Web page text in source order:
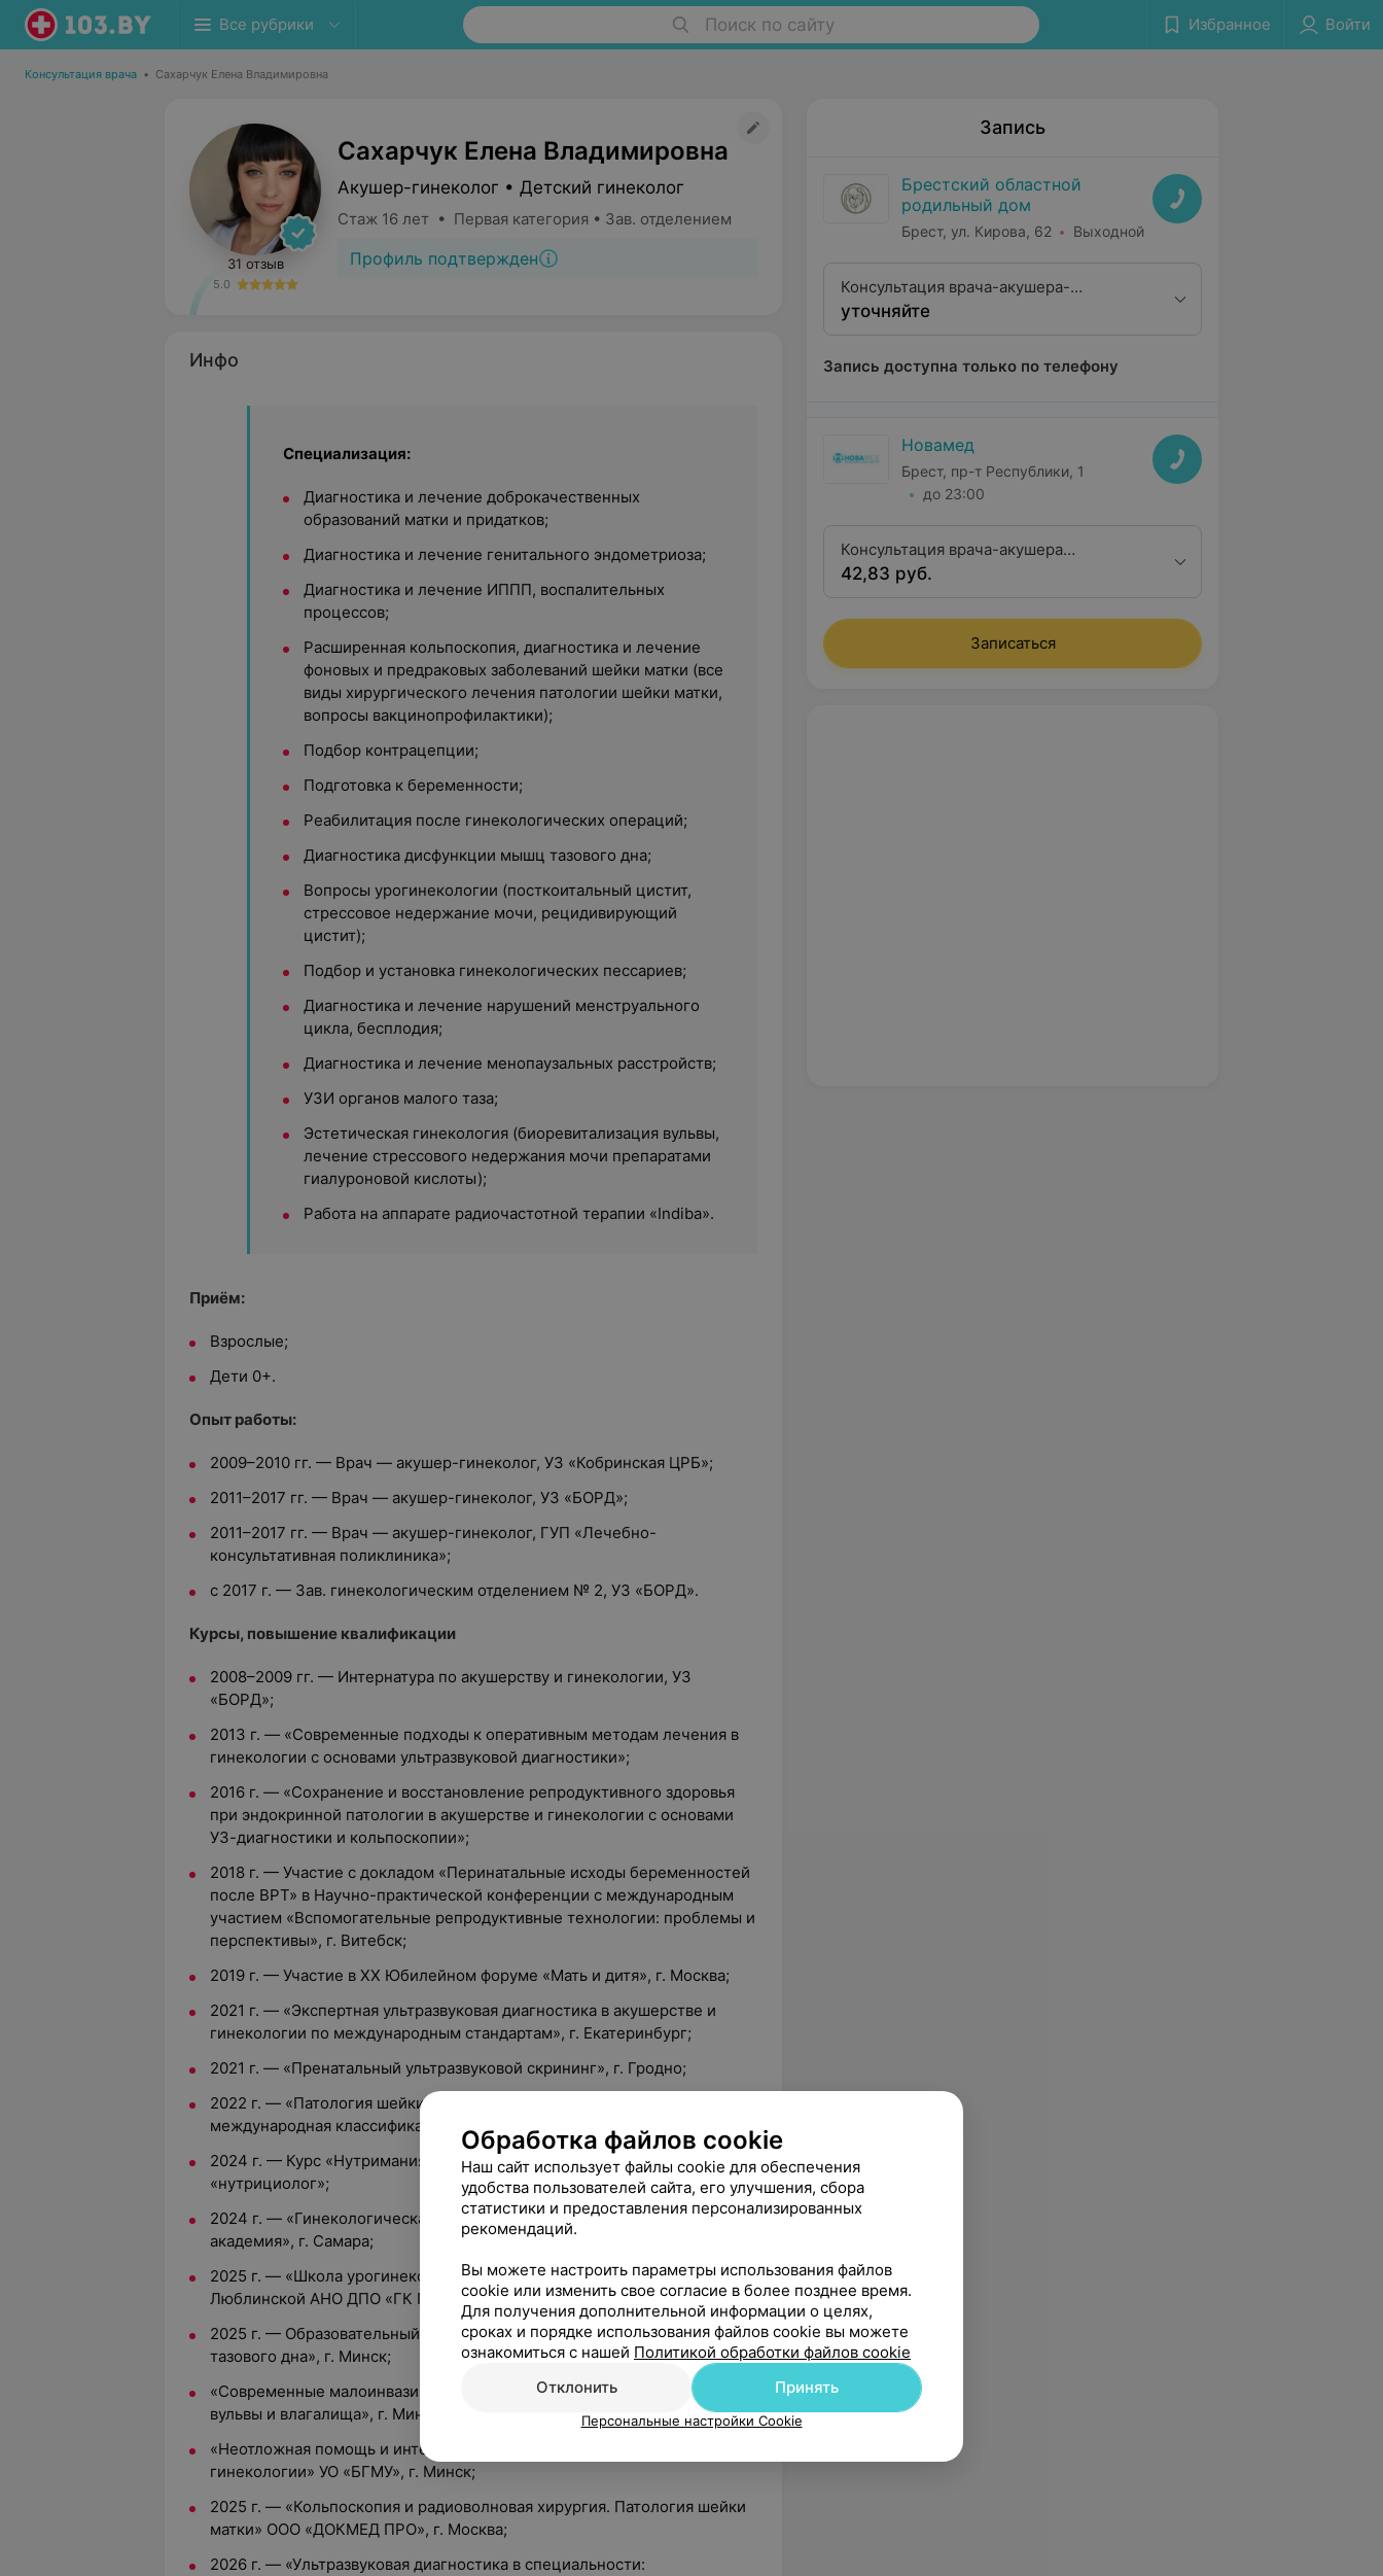
Все рубрики Поиск по сайту Избранное Войти
Консультация врача • Сахарчук Елена Владимировна
31 отзыв
5.0
Сахарчук Елена Владимировна
Акушер-гинеколог • Детский гинеколог
Стаж 16 лет • Первая категория • Зав. отделением
Профиль подтвержден
Инфо
Специализация:
Диагностика и лечение доброкачественных
образований матки и придатков;
Диагностика и лечение генитального эндометриоза;
Диагностика и лечение ИППП, воспалительных
процессов;
Расширенная кольпоскопия, диагностика и лечение
фоновых и предраковых заболеваний шейки матки (все
виды хирургического лечения патологии шейки матки,
вопросы вакцинопрофилактики);
Подбор контрацепции;
Подготовка к беременности;
Реабилитация после гинекологических операций;
Диагностика дисфункции мышц тазового дна;
Вопросы урогинекологии (посткоитальный цистит,
стрессовое недержание мочи, рецидивирующий
цистит);
Подбор и установка гинекологических пессариев;
Диагностика и лечение нарушений менструального
цикла, бесплодия;
Диагностика и лечение менопаузальных расстройств;
УЗИ органов малого таза;
Эстетическая гинекология (биоревитализация вульвы,
лечение стрессового недержания мочи препаратами
гиалуроновой кислоты);
Работа на аппарате радиочастотной терапии «Indiba».
Приём:
Взрослые;
Дети 0+.
Опыт работы:
2009–2010 гг. — Врач — акушер-гинеколог, УЗ «Кобринская ЦРБ»;
2011–2017 гг. — Врач — акушер-гинеколог, УЗ «БОРД»;
2011–2017 гг. — Врач — акушер-гинеколог, ГУП «Лечебно-
консультативная поликлиника»;
с 2017 г. — Зав. гинекологическим отделением № 2, УЗ «БОРД».
Курсы, повышение квалификации
2008–2009 гг. — Интернатура по акушерству и гинекологии, УЗ
«БОРД»;
2013 г. — «Современные подходы к оперативным методам лечения в
гинекологии с основами ультразвуковой диагностики»;
2016 г. — «Сохранение и восстановление репродуктивного здоровья
при эндокринной патологии в акушерстве и гинекологии с основами
УЗ-диагностики и кольпоскопии»;
2018 г. — Участие с докладом «Перинатальные исходы беременностей
после ВРТ» в Научно-практической конференции с международным
участием «Вспомогательные репродуктивные технологии: проблемы и
перспективы», г. Витебск;
2019 г. — Участие в ХХ Юбилейном форуме «Мать и дитя», г. Москва;
2021 г. — «Экспертная ультразвуковая диагностика в акушерстве и
гинекологии по международным стандартам», г. Екатеринбург;
2021 г. — «Пренатальный ультразвуковой скрининг», г. Гродно;
2022 г. — «Патология шейки матки. Кольпоскопические картины,
международная классификация» — авторский курс О. Н. Русиновой;
2024 г. — Курс «Нутримания» — присвоена квалификация
«нутрициолог»;
2024 г. — «Гинекологическая эндокринология» ООО «Медицинская
академия», г. Самара;
2025 г. — «Школа урогинекологии» — авторский курс Алены
Люблинской АНО ДПО «ГК ПРОФИ», г.Екатеринбург;
2025 г. — Образовательный курс Т.А.Пархоменко «Дисфункция мышщ
тазового дна», г. Минск;
«Современные малоинвазивные методы в эстетической коррекции
вульвы и влагалища», г. Минск;
«Неотложная помощь и интенсивная терапия в акушерстве и
гинекологии» УО «БГМУ», г. Минск;
2025 г. — «Кольпоскопия и радиоволновая хирургия. Патология шейки
матки» ООО «ДОКМЕД ПРО», г. Москва;
2026 г. — «Ультразвуковая диагностика в специальности:
Запись
Брестский областной
родильный дом
Брест, ул. Кирова, 62 Выходной
Консультация врача-акушера-
гинеколога
уточняйте
Запись доступна только по телефону
Новамед
Брест, пр-т Республики, 1
до 23:00
Консультация врача-акушера
гинеколога второй квалификационной
42,83 руб.
Записаться
Обработка файлов cookie
Наш сайт использует файлы cookie для обеспечения
удобства пользователей сайта, его улучшения, сбора
статистики и предоставления персонализированных
рекомендаций.
Вы можете настроить параметры использования файлов
cookie или изменить свое согласие в более позднее время.
Для получения дополнительной информации о целях,
сроках и порядке использования файлов cookie вы можете
ознакомиться с нашей Политикой обработки файлов cookie
Отклонить
Принять
Персональные настройки Cookie